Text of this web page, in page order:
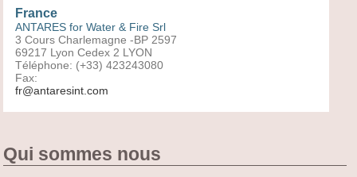
France
ANTARES for Water & Fire Srl
3 Cours Charlemagne -BP 2597
69217 Lyon Cedex 2 LYON
Téléphone: (+33) 423243080
Fax:
fr@antaresint.com
Qui sommes nous